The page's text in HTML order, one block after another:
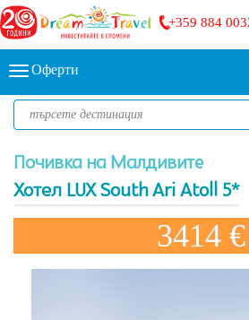
+359 884
Оферти
Почивка на Малдивите
Хотел LUX South Ari Atoll 5*
3414 €